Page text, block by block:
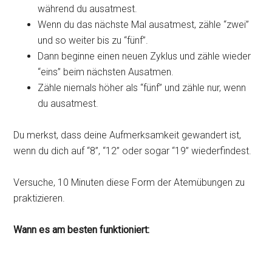
während du ausatmest.
Wenn du das nächste Mal ausatmest, zähle “zwei”
und so weiter bis zu “fünf”.
Dann beginne einen neuen Zyklus und zähle wieder
“eins” beim nächsten Ausatmen.
Zähle niemals höher als “fünf” und zähle nur, wenn
du ausatmest.
Du merkst, dass deine Aufmerksamkeit gewandert ist,
wenn du dich auf “8”, “12” oder sogar “19” wiederfindest.
Versuche, 10 Minuten diese Form der Atemübungen zu
praktizieren.
Wann es am besten funktioniert: